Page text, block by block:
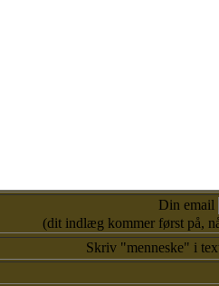
Din email
(dit indlæg kommer først på,
Skriv "menneske" i